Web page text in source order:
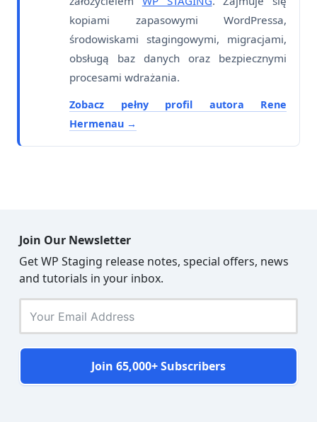
kopiami zapasowymi WordPressa,
środowiskami stagingowymi, migracjami,
obsługą baz danych oraz bezpiecznymi
procesami wdrażania.
Zobacz pełny profil autora Rene
Hermenau
Join Our Newsletter
Get WP Staging release notes, special offers, news
and tutorials in your inbox.
Join 65,000+ Subscribers